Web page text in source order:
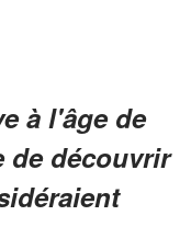
à l'âge de
de découvrir